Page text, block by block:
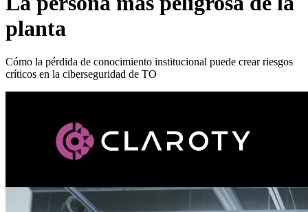
planta
Cómo la pérdida de conocimiento institucional puede crear riesgos
críticos en la ciberseguridad de TO